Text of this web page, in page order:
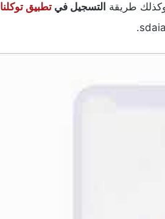
وكذلك طريقة التسجيل في تطبيق توكلنا